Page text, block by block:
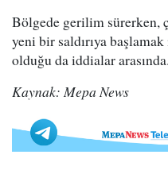
Bölgede gerilim sürerken,
yeni bir saldırıya
olduğu da iddialar arasında.
Kaynak: Mepa News